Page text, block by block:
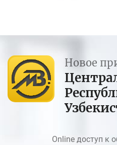
Новое
Online доступ к